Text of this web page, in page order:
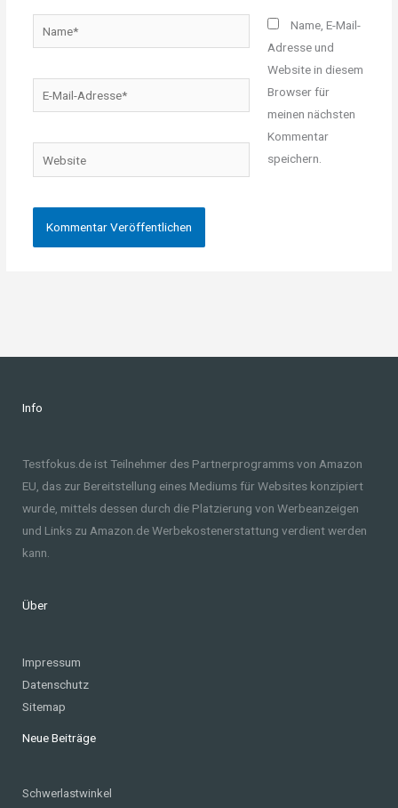
Mail-
Website
Name, E-Mail-
Adresse und
Website in diesem
Browser für
meinen nächsten
Kommentar
speichern.
Info
Testfokus.de ist Teilnehmer des Partnerprogramms von Amazon
EU, das zur Bereitstellung eines Mediums für Websites konzipiert
wurde, mittels dessen durch die Platzierung von Werbeanzeigen
und Links zu Amazon.de Werbekostenerstattung verdient werden
kann.
Über
Impressum
Datenschutz
Sitemap
Neue Beiträge
Schwerlastwinkel